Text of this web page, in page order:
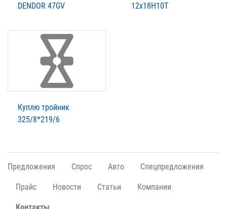
DENDOR 47GV
12x18H10T
Куплю тройник
325/8*219/6
Предложения Спрос Авто Спецпредложения
Прайс Новости Статьи Компании